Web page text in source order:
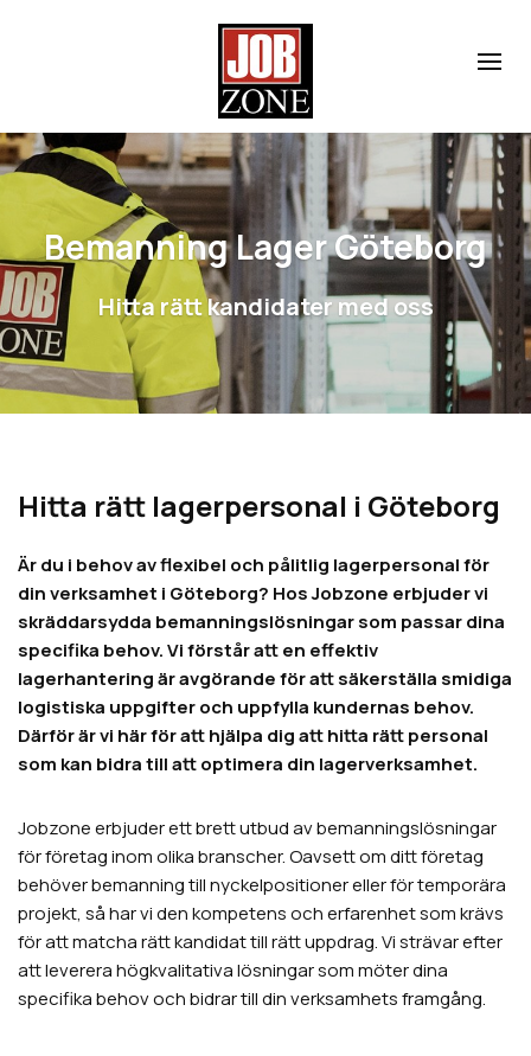
Bemanning Lager Göteborg
Hitta rätt kandidater med oss
Hitta rätt lagerpersonal i Göteborg
Är du i behov av flexibel och pålitlig lagerpersonal för
din verksamhet i Göteborg? Hos Jobzone erbjuder vi
skräddarsydda bemanningslösningar som passar dina
specifika behov. Vi förstår att en effektiv
lagerhantering är avgörande för att säkerställa smidiga
logistiska uppgifter och uppfylla kundernas behov.
Därför är vi här för att hjälpa dig att hitta rätt personal
som kan bidra till att optimera din lagerverksamhet.
Jobzone erbjuder ett brett utbud av bemanningslösningar
för företag inom olika branscher. Oavsett om ditt företag
behöver bemanning till nyckelpositioner eller för temporära
projekt, så har vi den kompetens och erfarenhet som krävs
för att matcha rätt kandidat till rätt uppdrag. Vi strävar efter
att leverera högkvalitativa lösningar som möter dina
specifika behov och bidrar till din verksamhets framgång.